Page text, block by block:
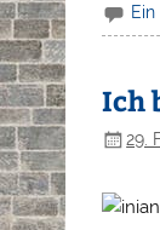
Ich
29.